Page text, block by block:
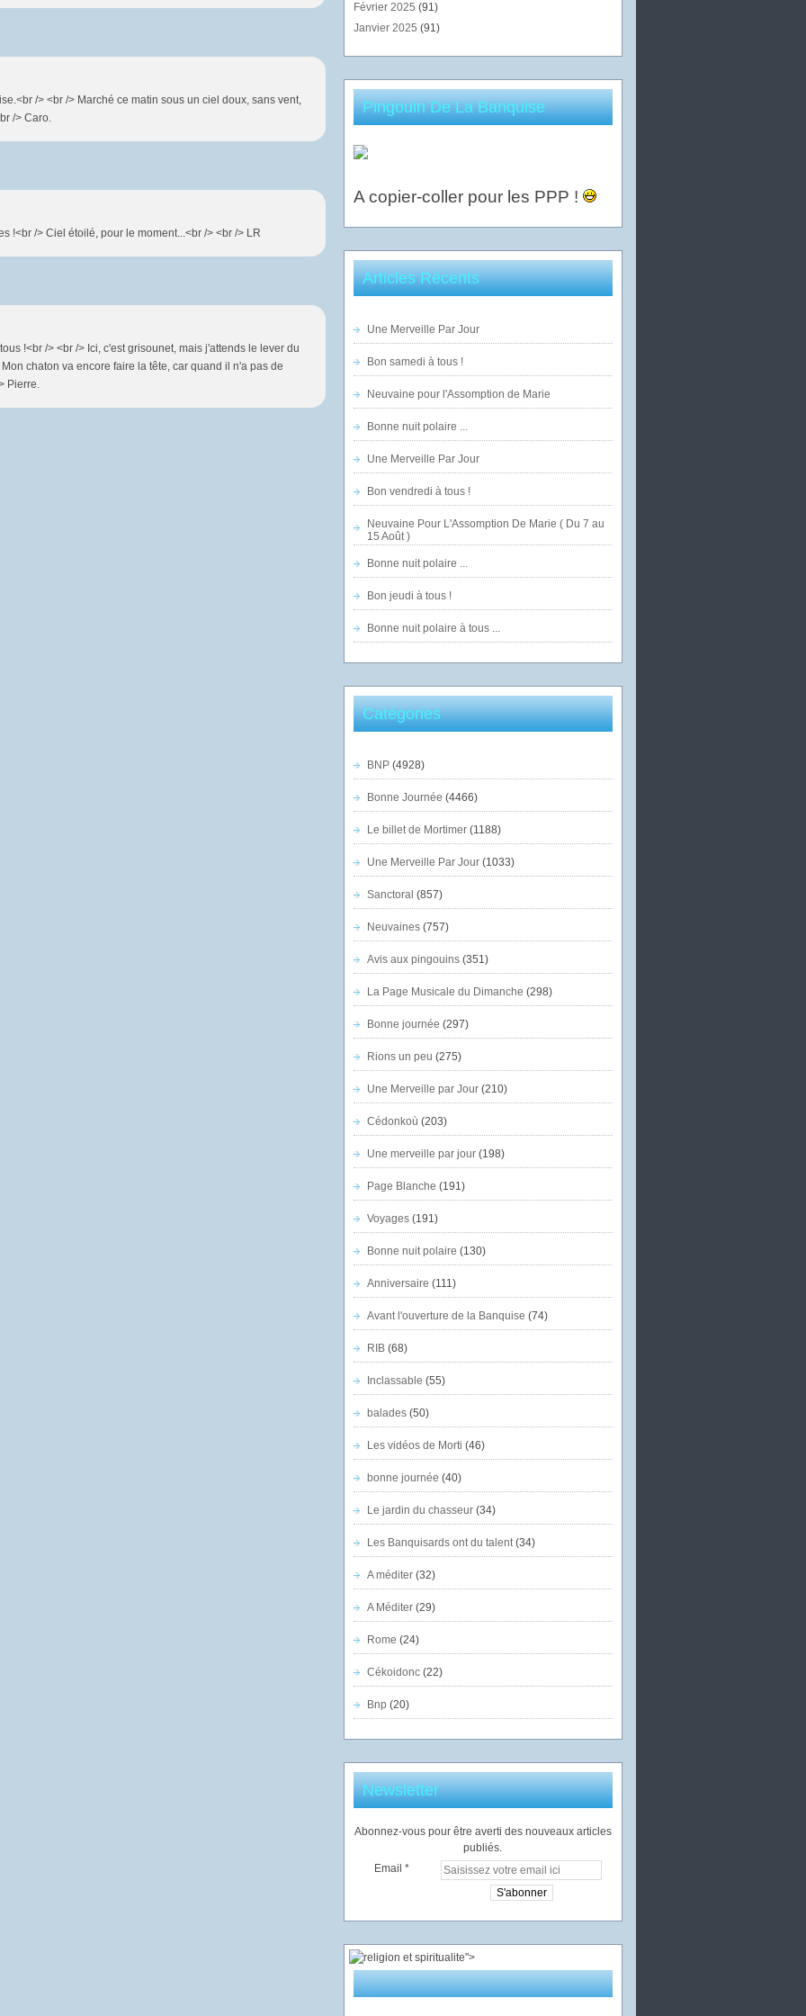
/> <br /> Marché ce matin sous un ciel doux, sans vent,
/> Caro.
!<br /> Ciel étoilé, pour le moment...<br /> <br /> LR
!<br /> <br /> Ici, c'est grisounet, mais j'attends le lever du
chaton va encore faire la tête, car quand il n'a pas de
Pierre.
Février 2025 (91)
Janvier 2025 (91)
Pingouin De La Banquise
A copier-coller pour les PPP !
Articles Récents
Une Merveille Par Jour
Bon samedi à tous !
Neuvaine pour l'Assomption de Marie
Bonne nuit polaire ...
Une Merveille Par Jour
Bon vendredi à tous !
Neuvaine Pour L'Assomption De Marie ( Du 7 au
15 Août )
Bonne nuit polaire ...
Bon jeudi à tous !
Bonne nuit polaire à tous ...
Catégories
BNP(4928)
Bonne Journée (4466)
Le billet de Mortimer(1188)
Une Merveille Par Jour(1033)
Sanctoral (857)
Neuvaines(757)
Avis aux pingouins(351)
La Page Musicale du Dimanche (298)
Bonne journée (297)
Rions un peu (275)
Une Merveille par Jour(210)
Cédonkoù (203)
Une merveille par jour(198)
Page Blanche (191)
Voyages(191)
Bonne nuit polaire (130)
Anniversaire (111)
Avant l'ouverture de la Banquise (74)
RIB(68)
Inclassable (55)
balades(50)
Les vidéos de Morti (46)
bonne journée (40)
Le jardin du chasseur(34)
Les Banquisards ont du talent(34)
A méditer(32)
A Méditer(29)
Rome (24)
Cékoidonc(22)
Bnp (20)
Newsletter
Abonnez-vous pour être averti des nouveaux articles
publiés.
Email
">